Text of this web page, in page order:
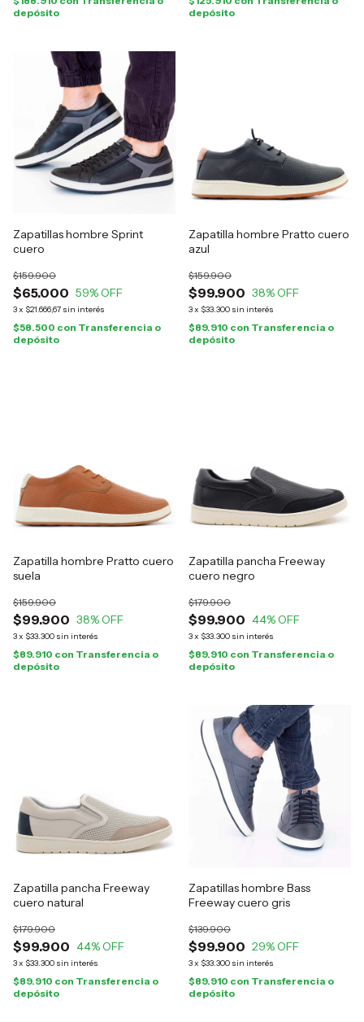
depósito
depósito
Zapatillas hombre Sprint
cuero
$65.000
$159.900
59% OFF
3x $21.666,67 sin interés
$58.500 con Transferencia o
depósito
Zapatilla hombre Pratto cuero
azul
$99.900
$159.900
38% OFF
3x $33.300 sin interés
$89.910 con Transferencia o
depósito
Zapatilla hombre Pratto cuero
suela
$99.900
$159.900
38% OFF
3x $33.300 sin interés
$89.910 con Transferencia o
depósito
Zapatilla pancha Freeway
cuero negro
$99.900
$179.900
44% OFF
3x $33.300 sin interés
$89.910 con Transferencia o
depósito
Zapatilla pancha Freeway
cuero natural
$99.900
$179.900
44% OFF
3x $33.300 sin interés
$89.910 con Transferencia o
depósito
Zapatillas hombre Bass
Freeway cuero gris
$99.900
$139.900
29% OFF
3x $33.300 sin interés
$89.910 con Transferencia o
depósito